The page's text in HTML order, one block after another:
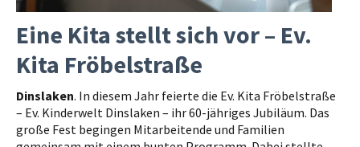
Eine Kita stellt sich vor – Ev.
Kita Fröbelstraße
Dinslaken. In diesem Jahr feierte die Ev. Kita Fröbelstraße
– Ev. Kinderwelt Dinslaken – ihr 60-jähriges Jubiläum. Das
große Fest begingen Mitarbeitende und Familien